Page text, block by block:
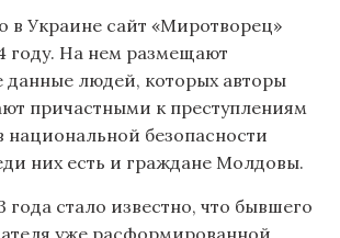
в Украине сайт «Миротворец»
году. На нем размещают
данные людей, которых авторы
причастными к преступлениям
национальной безопасности
них есть и граждане Молдовы.
года стало известно, что бывшего
уже расформированной